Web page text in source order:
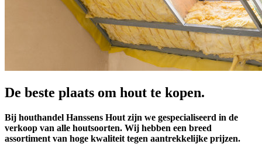
De beste plaats om hout te kopen.
Bij houthandel Hanssens Hout zijn we gespecialiseerd in de
verkoop van alle houtsoorten. Wij hebben een breed
assortiment van hoge kwaliteit tegen aantrekkelijke prijzen.